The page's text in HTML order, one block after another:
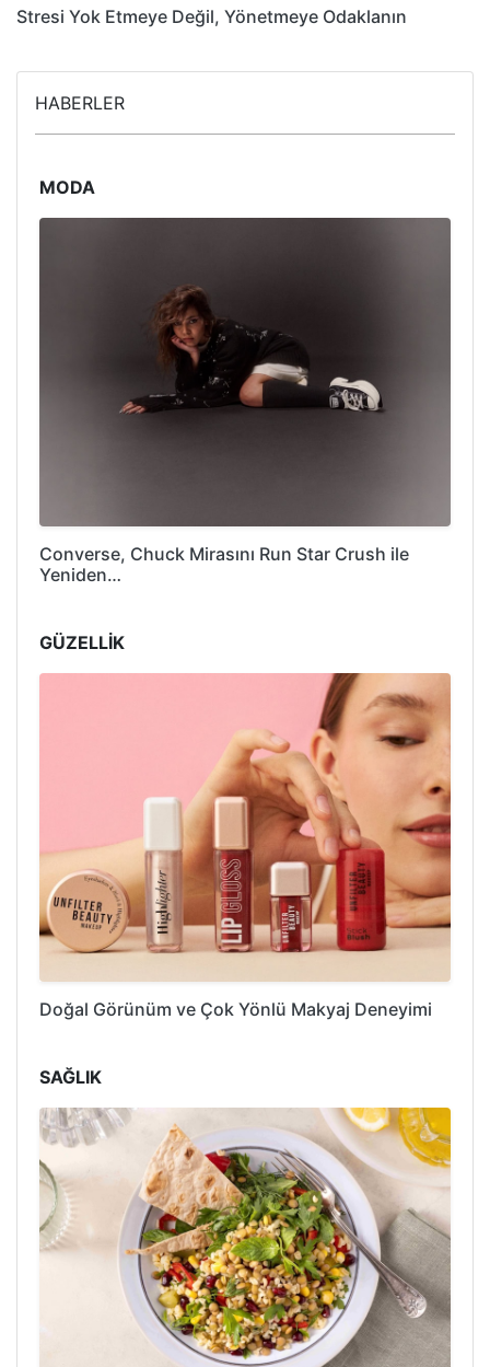
Stresi Yok Etmeye Değil, Yönetmeye Odaklanın
HABERLER
MODA
Converse, Chuck Mirasını Run Star Crush ile
Yeniden…
GÜZELLİK
Doğal Görünüm ve Çok Yönlü Makyaj Deneyimi
SAĞLIK